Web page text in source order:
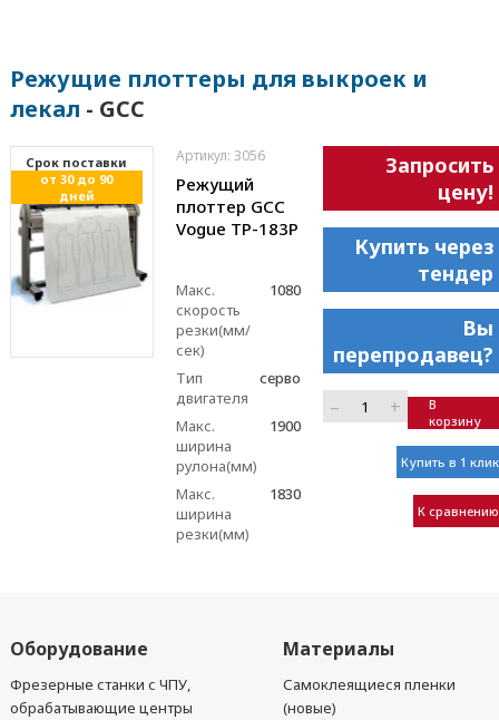
Режущие плоттеры для выкроек и
лекал - GCC
Cрок поставки
от 30 до 90
дней
Артикул: 3056
Режущий
плоттер GCC
Vogue TP-183P
Макс.
скорость
резки(мм/
сек)
1080
Тип
двигателя
серво
Макс.
ширина
рулона(мм)
1900
Макс.
ширина
резки(мм)
1830
Запросить
цену!
Купить через
тендер
Вы
перепродавец?
– +
В
корзину
Купить в 1 клик
К сравнению
Оборудование
Фрезерные станки с ЧПУ,
обрабатывающие центры
Материалы
Самоклеящиеся пленки
(новые)